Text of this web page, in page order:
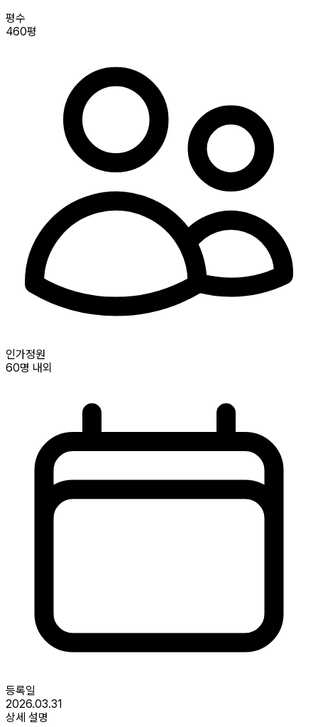
평수
460평
인가정원
60명 내외
등록일
2026.03.31
상세 설명